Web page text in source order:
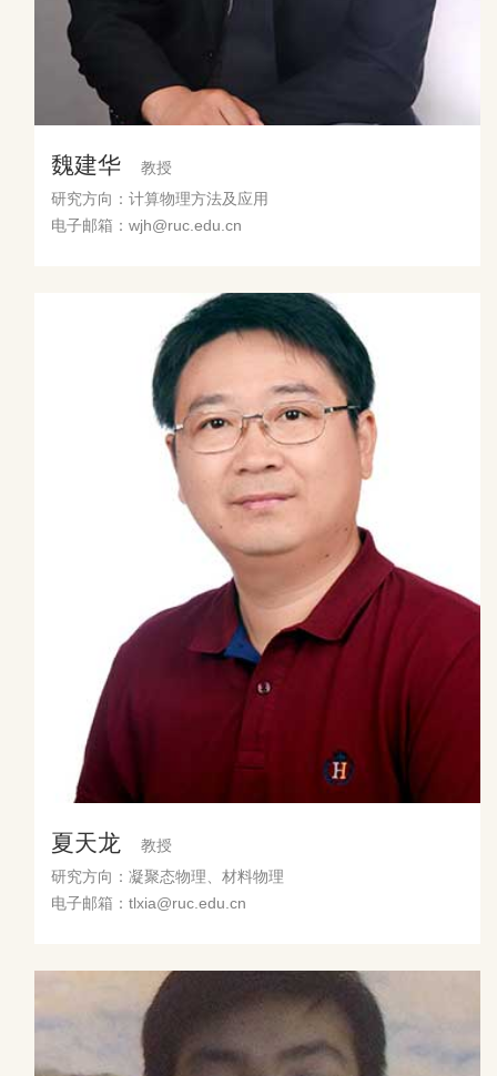
魏建华
教授
研究方向：计算物理方法及应用
电子邮箱：wjh@ruc.edu.cn
夏天龙
教授
研究方向：凝聚态物理、材料物理
电子邮箱：tlxia@ruc.edu.cn